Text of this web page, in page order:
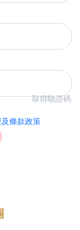
取得驗證碼
及條款政策